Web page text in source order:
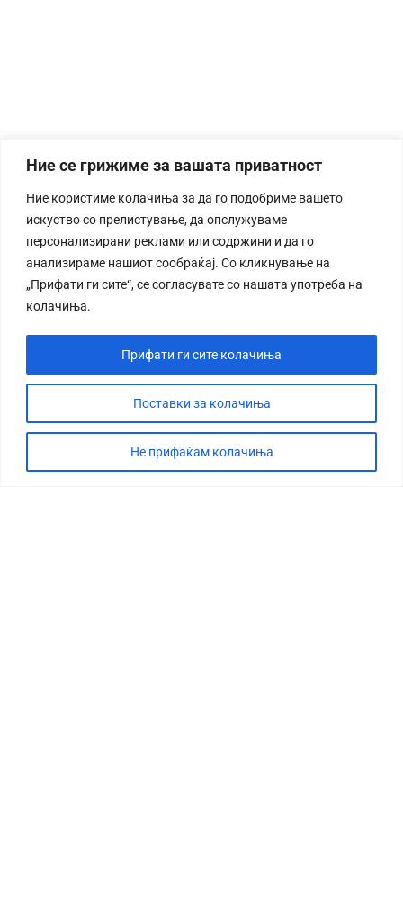
Ние се грижиме за вашата приватност
Ние користиме колачиња за да го подобриме вашето
искуство со прелистување, да опслужуваме
персонализирани реклами или содржини и да го
анализираме нашиот сообраќај. Со кликнување на
„Прифати ги сите“, се согласувате со нашата употреба на
колачиња.
Поставки за колачиња
Не прифаќам колачиња
Прифати ги сите колачиња